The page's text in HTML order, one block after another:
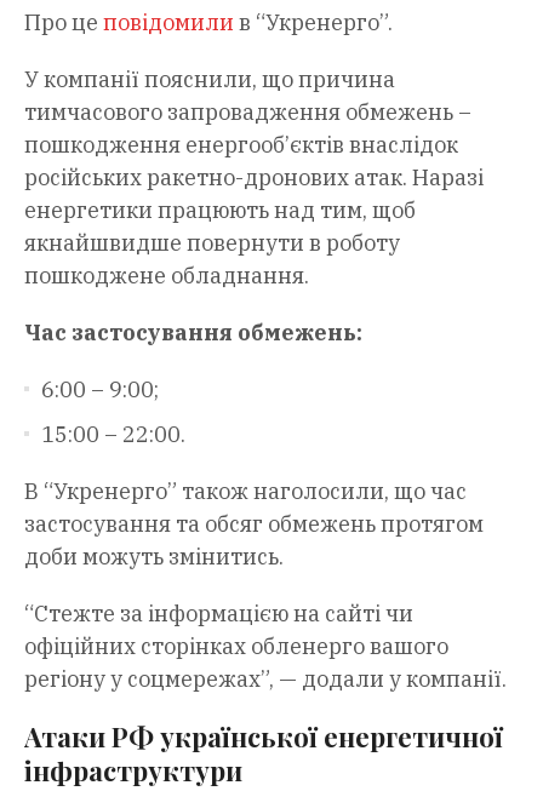
Про це повідомили в “Укренерго”.
У компанії пояснили, що причина
тимчасового запровадження обмежень –
пошкодження енергооб’єктів внаслідок
російських ракетно-дронових атак. Наразі
енергетики працюють над тим, щоб
якнайшвидше повернути в роботу
пошкоджене обладнання.
Час застосування обмежень:
6:00 – 9:00;
15:00 – 22:00.
В “Укренерго” також наголосили, що час
застосування та обсяг обмежень протягом
доби можуть змінитись.
“Стежте за інформацією на сайті чи
офіційних сторінках обленерго вашого
регіону у соцмережах”, — додали у компанії.
Атаки РФ української енергетичної
інфраструктури